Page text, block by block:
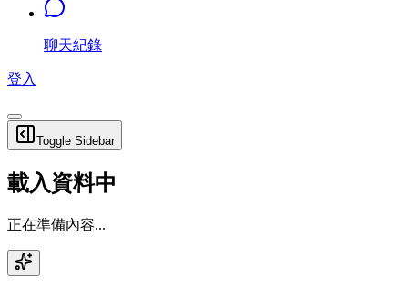
聊天紀錄
登入
Toggle Sidebar
載入資料中
正在準備內容...